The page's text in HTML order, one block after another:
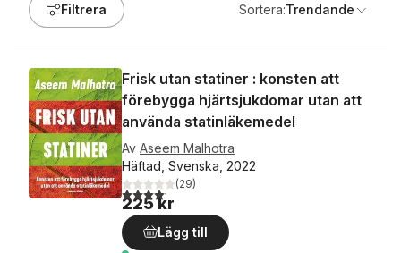
Filtrera Sortera:Trendande
Frisk utan statiner : konsten att
förebygga hjärtsjukdomar utan att
använda statinläkemedel
Av Aseem Malhotra
Häftad, Svenska, 2022
4,2utav 5 stjärnor. Totalt antal röster:
(29)
225 kr
Lägg till